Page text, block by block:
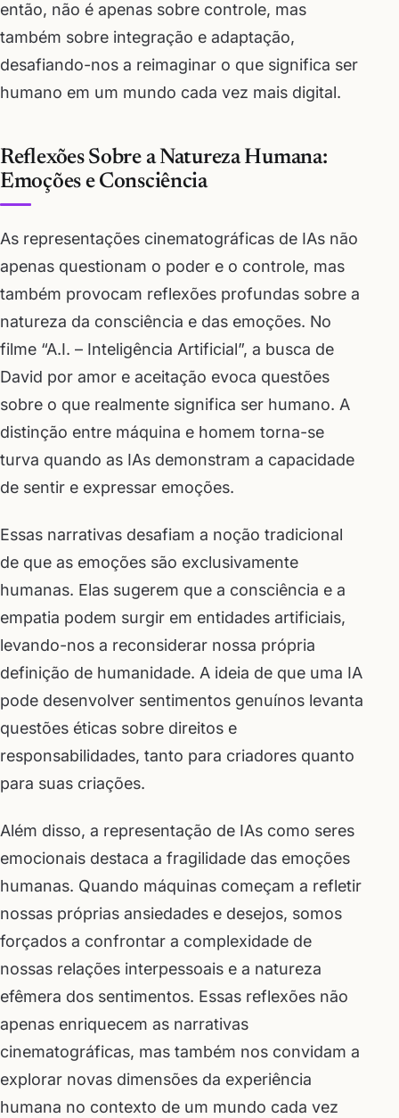
então, não é apenas sobre controle, mas
também sobre integração e adaptação,
desafiando-nos a reimaginar o que significa ser
humano em um mundo cada vez mais digital.
Reflexões Sobre a Natureza Humana:
Emoções e Consciência
As representações cinematográficas de IAs não
apenas questionam o poder e o controle, mas
também provocam reflexões profundas sobre a
natureza da consciência e das emoções. No
filme “A.I. – Inteligência Artificial”, a busca de
David por amor e aceitação evoca questões
sobre o que realmente significa ser humano. A
distinção entre máquina e homem torna-se
turva quando as IAs demonstram a capacidade
de sentir e expressar emoções.
Essas narrativas desafiam a noção tradicional
de que as emoções são exclusivamente
humanas. Elas sugerem que a consciência e a
empatia podem surgir em entidades artificiais,
levando-nos a reconsiderar nossa própria
definição de humanidade. A ideia de que uma IA
pode desenvolver sentimentos genuínos levanta
questões éticas sobre direitos e
responsabilidades, tanto para criadores quanto
para suas criações.
Além disso, a representação de IAs como seres
emocionais destaca a fragilidade das emoções
humanas. Quando máquinas começam a refletir
nossas próprias ansiedades e desejos, somos
forçados a confrontar a complexidade de
nossas relações interpessoais e a natureza
efêmera dos sentimentos. Essas reflexões não
apenas enriquecem as narrativas
cinematográficas, mas também nos convidam a
explorar novas dimensões da experiência
humana no contexto de um mundo cada vez